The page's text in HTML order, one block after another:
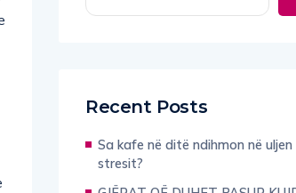
Recent Posts
Sa kafe në ditë ndihmon në uljen e